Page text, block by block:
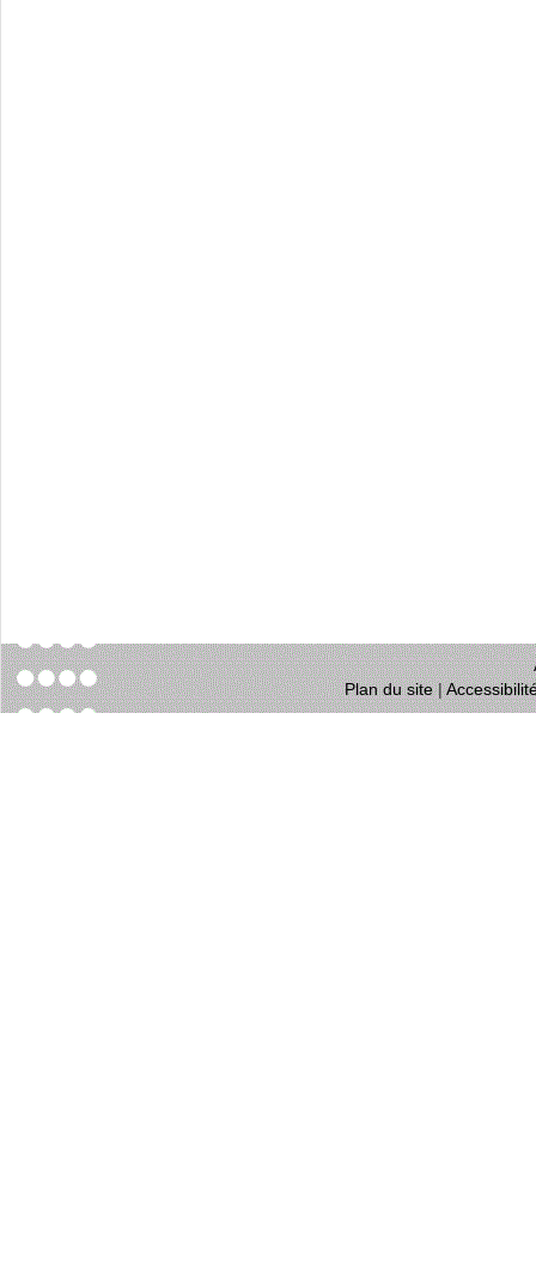
Plan du site|